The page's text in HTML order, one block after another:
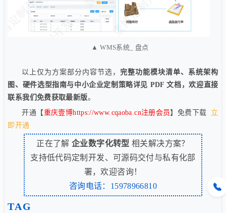
▲ WMS系统_ 盘点
以上仅为方案部分内容节选，完整功能模块清单、系统架构
图、硬件选型指南与中小企业定制策略详见 PDF 文档，欢迎直接
联系我们免费获取最新版。
开通【重庆壹博https://www.cqaoba.cn注册会员 】免费下载 立
即开通
正在了解企业数字化转型 相关解决方案？
支持低代码定制开发、可源码交付与私有化部
署，欢迎咨询！
咨询电话：15978966810
TAG